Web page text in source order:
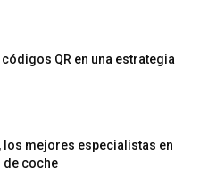
QR en una estrategia
los mejores especialistas en
de coche